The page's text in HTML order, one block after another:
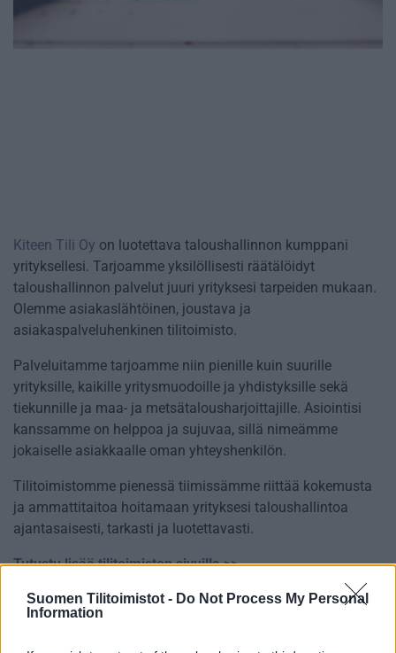
Suomen Tilitoimistot - Do Not Process My Personal
Information
Kiteen Tili Oy on luotettava taloushallinnon kumppani
yrityksellesi. Tarjoamme yksilöllisesti räätälöidyt
taloushallinnon palvelut juuri yrityksesi tarpeiden mukaan.
Olemme asiakaslähtöinen, joustava ja
asiakaspalveluhenkinen tilitoimisto.
Palveluitamme tarjoamme niin pienille kuin suurille
yrityksille, kaikille yritysmuodoille ja yhdistyksille sekä
tiekunnille ja maa- ja metsätalousharjoittajille. Asiointisi
kanssamme on helppoa ja sujuvaa, sillä nimeämme
jokaiselle asiakkaalle oman yhteyshenkilön.
Tilitoimistomme pienessä tiimissämme riittää kokemusta
ja ammattitaitoa hoitamaan yrityksesi taloushallintoa
ajantasaisesti, tarkasti ja luotettavasti.
Tutustu lisää tilitoimiston sivuilla >>
Tilitoimiston erityisosaaminen